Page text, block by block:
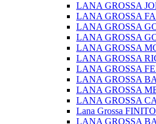
LANA GROSSA
LANA GROSSA
LANA GROSSA
LANA GROSSA
LANA GROSSA
LANA GROSSA
LANA GROSSA
LANA GROSSA
LANA GROSSA
LANA GROSSA
Lana Grossa FINITO
LANA GROSSA